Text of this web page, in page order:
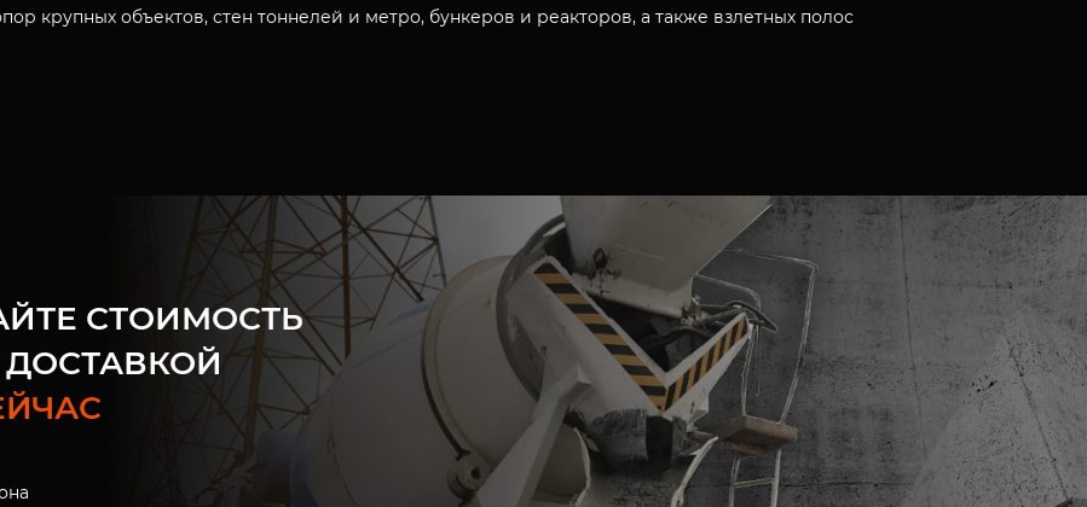
крупных объектов, стен тоннелей и метро, бункеров и реакторов, а также взлетных полос
СТОИМОСТЬ
ДОСТАВКОЙ